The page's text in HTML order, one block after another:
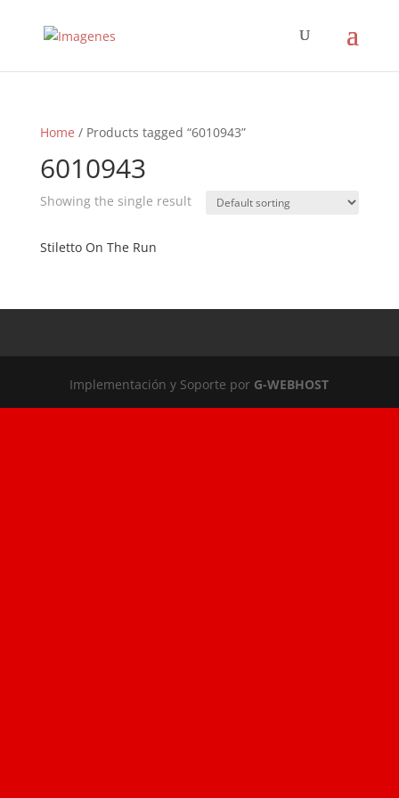
Home / Products tagged “6010943”
6010943
Showing the single result
Stiletto On The Run
Implementación y Soporte por G-WEBHOST